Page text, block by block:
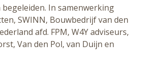
In samenwerking
SWINN, Bouwbedrijf van den
afd. FPM, W4Y adviseurs,
Van den Pol, van Duijn en